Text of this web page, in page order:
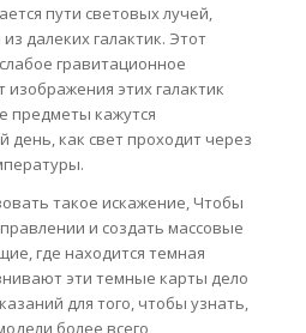
пути световых лучей,
далеких галактик. Этот
гравитационное
этих галактик
предметы кажутся
как свет проходит через
такое искажение, Чтобы
и создать массовые
где находится темная
эти темные карты дело
для того, чтобы узнать,
более всего